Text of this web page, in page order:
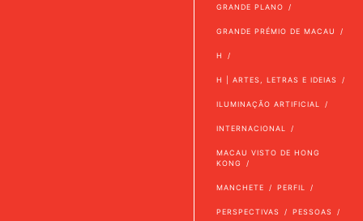
GRANDE PLANO
GRANDE PRÉMIO DE MACAU
H
H | ARTES, LETRAS E IDEIAS
ILUMINAÇÃO ARTIFICIAL
INTERNACIONAL
MACAU VISTO DE HONG
KONG
MANCHETE PERFIL
PERSPECTIVAS PESSOAS